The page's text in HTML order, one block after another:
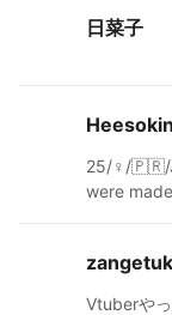
日菜子
Heesokin
25/♀️/🇵🇷/
were
Vtuberや